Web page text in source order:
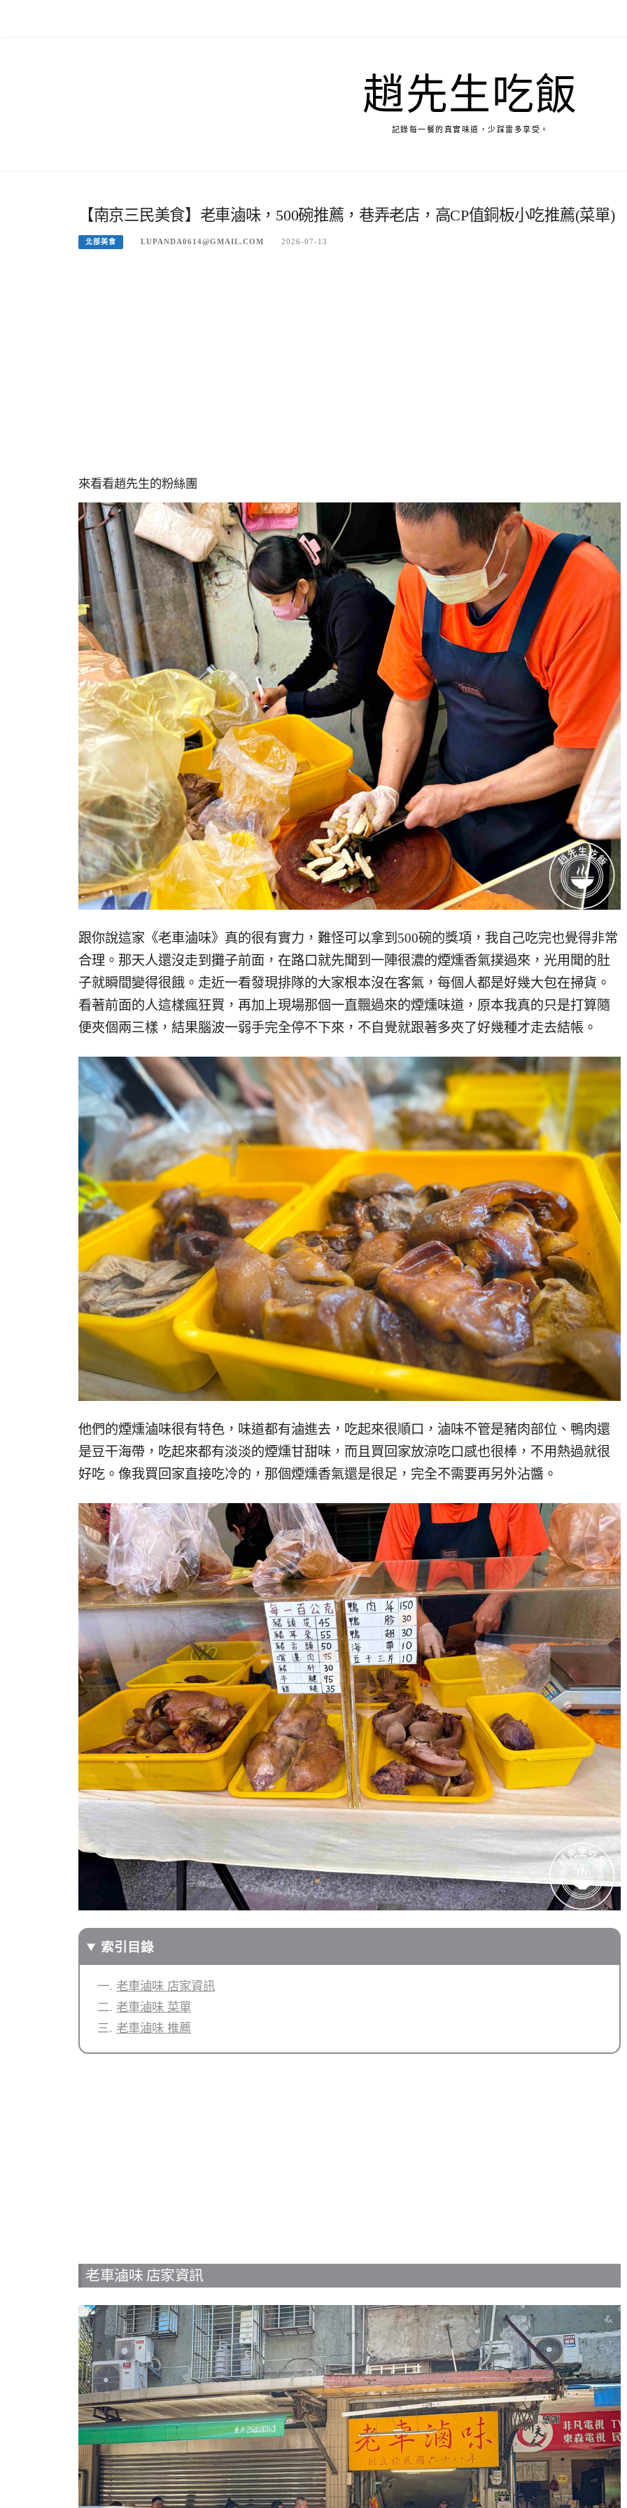
趙先生吃飯
記錄每一餐的真實味道，少踩雷多享受。
【南京三民美食】老車滷味，500碗推薦，巷弄老店，高CP值銅板小吃推薦(菜單)
北部美食 LUPANDA0614@GMAIL.COM 2026-07-13
來看看趙先生的粉絲團
跟你說這家《老車滷味》真的很有實力，難怪可以拿到500碗的獎項，我自己吃完也覺得非常
合理。那天人還沒走到攤子前面，在路口就先聞到一陣很濃的煙燻香氣撲過來，光用聞的肚
子就瞬間變得很餓。走近一看發現排隊的大家根本沒在客氣，每個人都是好幾大包在掃貨。
看著前面的人這樣瘋狂買，再加上現場那個一直飄過來的煙燻味道，原本我真的只是打算隨
便夾個兩三樣，結果腦波一弱手完全停不下來，不自覺就跟著多夾了好幾種才走去結帳。
他們的煙燻滷味很有特色，味道都有滷進去，吃起來很順口，滷味不管是豬肉部位、鴨肉還
是豆干海帶，吃起來都有淡淡的煙燻甘甜味，而且買回家放涼吃口感也很棒，不用熱過就很
好吃。像我買回家直接吃冷的，那個煙燻香氣還是很足，完全不需要再另外沾醬。
索引目錄
老車滷味 店家資訊
老車滷味 菜單
老車滷味 推薦
老車滷味 店家資訊